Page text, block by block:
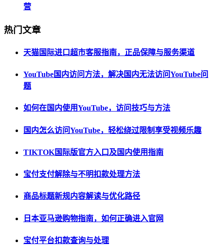
营
热门文章
天猫国际进口超市客服指南，正品保障与服务渠道
YouTube国内访问方法，解决国内无法访问YouTube问
题
如何在国内使用YouTube，访问技巧与方法
国内怎么访问YouTube，轻松绕过限制享受视频乐趣
TIKTOK国际版官方入口及国内使用指南
宝付支付解除与不明扣款处理方法
商品标题新规内容解读与优化路径
日本亚马逊购物指南，如何正确进入官网
宝付平台扣款查询与处理